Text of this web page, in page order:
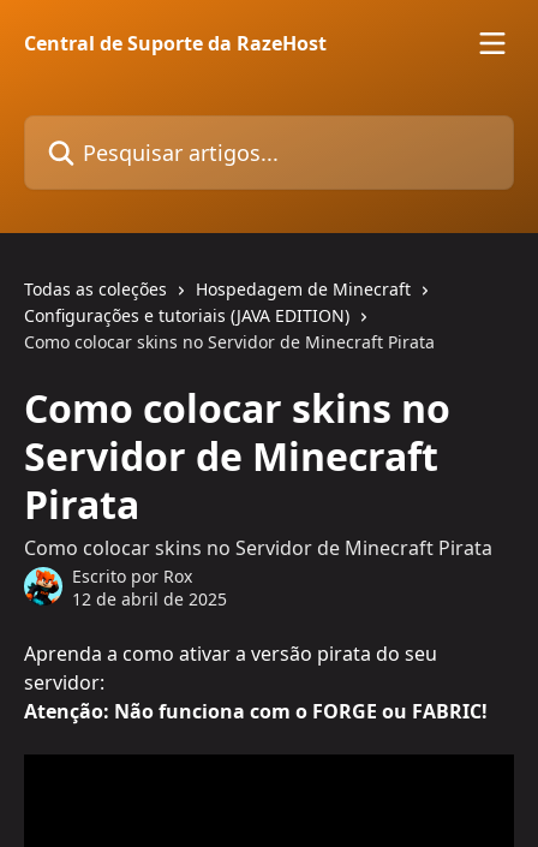
Central de Suporte da RazeHost
Pesquisar artigos...
Todas as coleções
Hospedagem de Minecraft
Configurações e tutoriais (JAVA EDITION)
Como colocar skins no Servidor de Minecraft Pirata
Como colocar skins no
Servidor de Minecraft
Pirata
Como colocar skins no Servidor de Minecraft Pirata
Escrito por Rox
12 de abril de 2025
Aprenda a como ativar a versão pirata do seu
servidor:
Atenção: Não funciona com o FORGE ou FABRIC!